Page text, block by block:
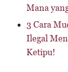
Mana
3 Cara
Ilegal
Ketipu!